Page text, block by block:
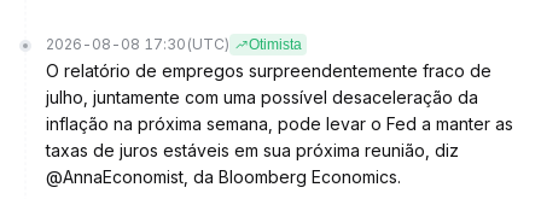
2026-08-08 17:30 (UTC) Otimista
O relatório de empregos surpreendentemente fraco de
julho, juntamente com uma possível desaceleração da
inflação na próxima semana, pode levar o Fed a manter as
taxas de juros estáveis em sua próxima reunião, diz
@AnnaEconomist, da Bloomberg Economics.